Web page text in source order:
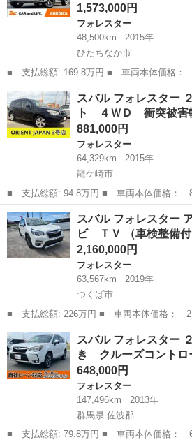
1,573,000円
フォレスター
48,500km
2015年
ひたちなか市
■ 支払総額: 169.8万円 ■ 車両本体価格： 1,573,000 円 ■ メーカ
ー名： スバル ■ 車種名： フォレスタ
０ＸＴ アイサイト フルセグナビ レザ
ー Ｐバ...
茨城 ひたちなか市 フォレスター
スバル フォレスター
ト ４ＷＤ 衝突被
881,000円
フォレスター
64,329km
2015年
龍ケ崎市
■ 支払総額: 94.8万円 ■ 車両本体価格： 881,000 円 ■ メーカー
名： スバル ■ 車種名： フォレスター ■
ｉ－Ｌ アイサイト ４ＷＤ 衝突被害軽減
アシスト 全...
茨城 龍ケ崎市
スバル フォレスタ
ビ ＴＶ （車検整備付
2,160,000円
フォレスター
63,567km
2019年
つくば市
■ 支払総額: 226万円 ■ 車両本体価格： 2,160,000 円 ■ メーカー
名： スバル ■ 車種名： フォレスター ■
ンス ＥＴＣ ナビ ＴＶ ■ 排気量：
茨城 つくば市
スバル フォレスター
き クルーズコント
648,000円
フォレスター
147,496km
2013年
群馬県 佐波郡
■ 支払総額: 79.8万円 ■ 車両本体価格： 648,000 円 ■ メーカー